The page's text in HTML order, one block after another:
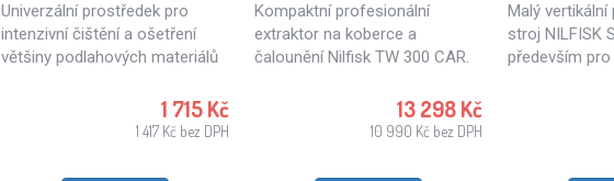
Univerzální prostředek pro
intenzivní čištění a ošetření
většiny podlahových materiálů
1 715 Kč
1 417 Kč bez DPH
Kompaktní profesionální
extraktor na koberce a
čalounění Nilfisk TW 300 CAR.
13 298 Kč
10 990 Kč bez DPH
Malý
stroj NILFISK
především
možností pro
školy,